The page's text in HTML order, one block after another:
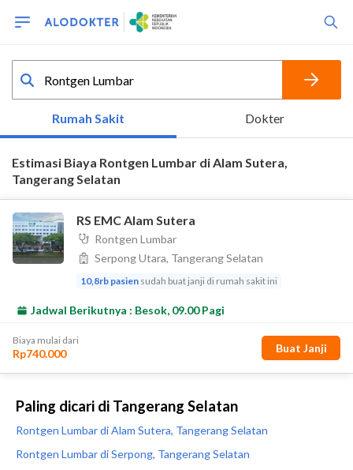
Paling dicari di Tangerang Selatan
Rontgen Lumbar di Alam Sutera, Tangerang Selatan
Rontgen Lumbar di Serpong, Tangerang Selatan